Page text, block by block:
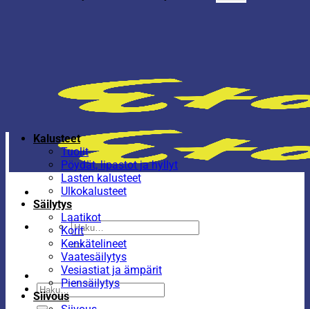
Etsi:
Etsi:
Kalusteet
Tuolit
Pöydät, lipastot ja hyllyt
Lasten kalusteet
Ulkokalusteet
Säilytys
Laatikot
Korit
Kenkätelineet
Vaatesäilytys
Vesiastiat ja ämpärit
Piensäilytys
Siivous